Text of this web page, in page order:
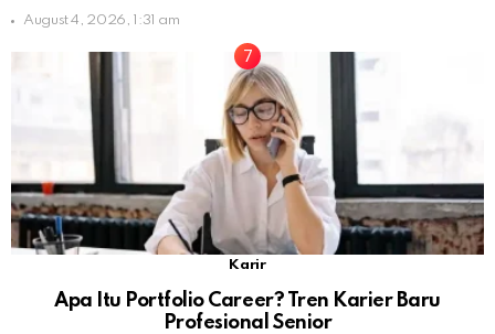
August 4, 2026, 1:31 am
Karir
Apa Itu Portfolio Career? Tren Karier Baru
Profesional Senior